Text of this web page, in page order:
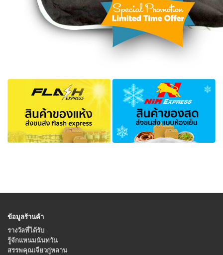
ข้อมูลร้านค้า
รางวัลที่ได้รับ
รู้จักแหนมนันทวัน
สรรพคุณเจียวกู่หลาน